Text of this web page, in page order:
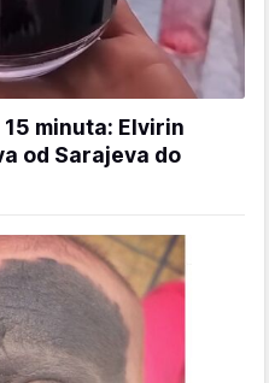
minuta: Elvirin
od Sarajeva do